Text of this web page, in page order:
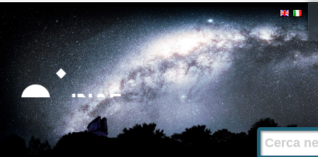
Strumenti
personali
Salta
contenuti.
|
Salta
alla
navigazione
Cerca nel
Ricerca
avanzata…